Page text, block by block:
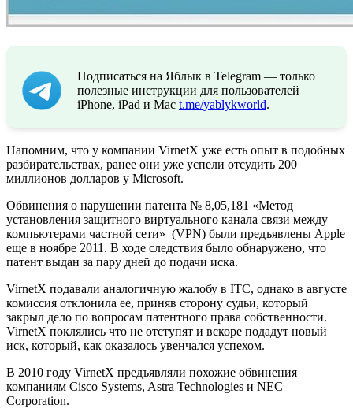
Подписаться на Яблык в Telegram — только
полезные инструкции для пользователей
iPhone, iPad и Mac t.me/yablykworld.
Напомним, что у компании VirnetX уже есть опыт в подобных
разбирательствах, ранее они уже успели отсудить 200
миллионов долларов у Microsoft.
Обвинения о нарушении патента № 8,05,181 «Метод
установления защитного виртуального канала связи между
компьютерами частной сети» (VPN) были предъявлены Apple
еще в ноябре 2011. В ходе следствия было обнаружено, что
патент выдан за пару дней до подачи иска.
VirnetX подавали аналогичную жалобу в ITC, однако в августе
комиссия отклонила ее, приняв сторону судьи, который
закрыл дело по вопросам патентного права собственности.
VirnetX поклялись что не отступят и вскоре подадут новый
иск, который, как оказалось увенчался успехом.
В 2010 году VirnetX предъявляли похожие обвинения
компаниям Cisco Systems, Astra Technologies и NEC
Corporation.